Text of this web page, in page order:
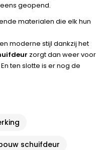
geopend.
materialen die elk hun
moderne stijl dankzij het
zorgt dan weer voor
ten slotte is er nog de
schuifdeur